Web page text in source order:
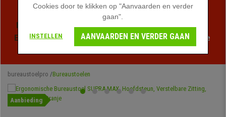
Profiteer van de Zomeruitverkoop bij bureaustoelpro!
Exclusieve kortingen voor een beperkte tijd - Bekijk de
bureaustoelpro Bureaustoelen
Aanbieding
Cookies door te klikken op "Aanvaarden en verder
gaan".
INSTELLEN AANVAARDEN EN VERDER GAAN